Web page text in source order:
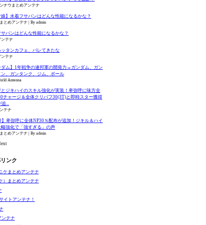
ナウまとめアンテナ
娘】水着フサパンはどんな性能になるかな？
とめアンテナ By admin
サパンはどんな性能になるかな？
テナ
ッタンカフェ、バレてきたな
テナ
ダム】1年戦争の連邦軍の開発力→ガンダム、ガン
ン、ガンタンク、ジム、ボール
Antenna
とジキハイのスキル強化が実装！卑弥呼に味方全
チャージ＆全体クリバフ30(3T)と即時スター獲得
...
テナ
】卑弥呼に全体NP30％配布が追加！ジキル＆ハイ
幅強化で「強すぎる」の声
とめアンテナ By admin
ンク
ケまとめアンテナ
）まとめアンテナ
イトアンテナ！
ンテナ